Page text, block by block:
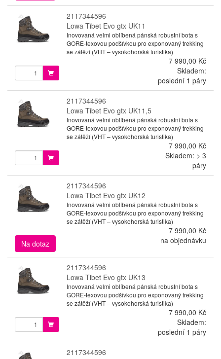
2117344596
Lowa Tibet Evo gtx UK11
Inovovaná velmi oblíbená pánská robustní bota s
GORE-texovou podšívkou pro exponovaný trekking
se zátěží (VHT – vysokohorská turistika)
7 990,00 Kč
Skladem:
poslední 1 páry
2117344596
Lowa Tibet Evo gtx UK11,5
Inovovaná velmi oblíbená pánská robustní bota s
GORE-texovou podšívkou pro exponovaný trekking
se zátěží (VHT – vysokohorská turistika)
7 990,00 Kč
Skladem: > 3
páry
2117344596
Lowa Tibet Evo gtx UK12
Inovovaná velmi oblíbená pánská robustní bota s
GORE-texovou podšívkou pro exponovaný trekking
se zátěží (VHT – vysokohorská turistika)
7 990,00 Kč
Na dotaz
na objednávku
2117344596
Lowa Tibet Evo gtx UK13
Inovovaná velmi oblíbená pánská robustní bota s
GORE-texovou podšívkou pro exponovaný trekking
se zátěží (VHT – vysokohorská turistika)
7 990,00 Kč
Skladem:
poslední 1 páry
2117344596